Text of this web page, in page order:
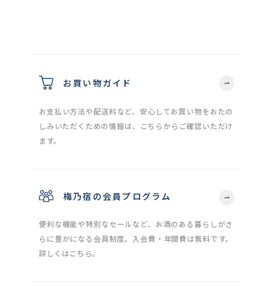
お買い物ガイド
お支払い方法や配送料など、安心してお買い物をおたの
しみいただくための情報は、こちらからご確認いただけ
ます。
梅乃宿の会員プログラム
便利な機能や特別なセールなど、お酒のある暮らしがさ
らに豊かになる会員制度。入会費・年間費は無料です。
詳しくはこちら。